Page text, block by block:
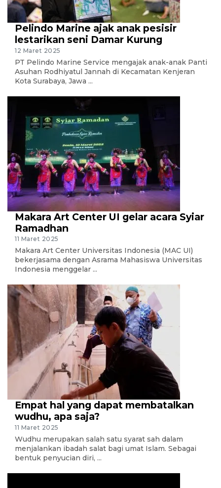
Pelindo Marine ajak anak pesisir
lestarikan seni Damar Kurung
12 Maret 2025
PT Pelindo Marine Service mengajak anak-anak Panti
Asuhan Rodhiyatul Jannah di Kecamatan Kenjeran
Kota Surabaya, Jawa ...
Makara Art Center UI gelar acara Syiar
Ramadhan
11 Maret 2025
Makara Art Center Universitas Indonesia (MAC UI)
bekerjasama dengan Asrama Mahasiswa Universitas
Indonesia menggelar ...
Empat hal yang dapat membatalkan
wudhu, apa saja?
11 Maret 2025
Wudhu merupakan salah satu syarat sah dalam
menjalankan ibadah salat bagi umat Islam. Sebagai
bentuk penyucian diri, ...